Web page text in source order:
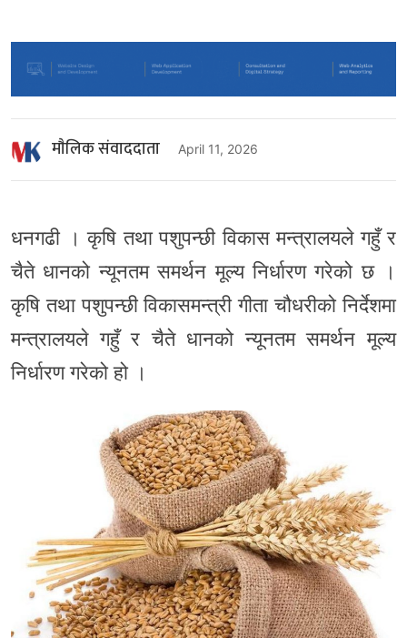
माैलिक संवाददाता April 11, 2026
धनगढी । कृषि तथा पशुपन्छी विकास मन्त्रालयले गहुँ र
चैते धानको न्यूनतम समर्थन मूल्य निर्धारण गरेको छ ।
कृषि तथा पशुपन्छी विकासमन्त्री गीता चौधरीको निर्देशमा
मन्त्रालयले गहुँ र चैते धानको न्यूनतम समर्थन मूल्य
निर्धारण गरेको हो ।